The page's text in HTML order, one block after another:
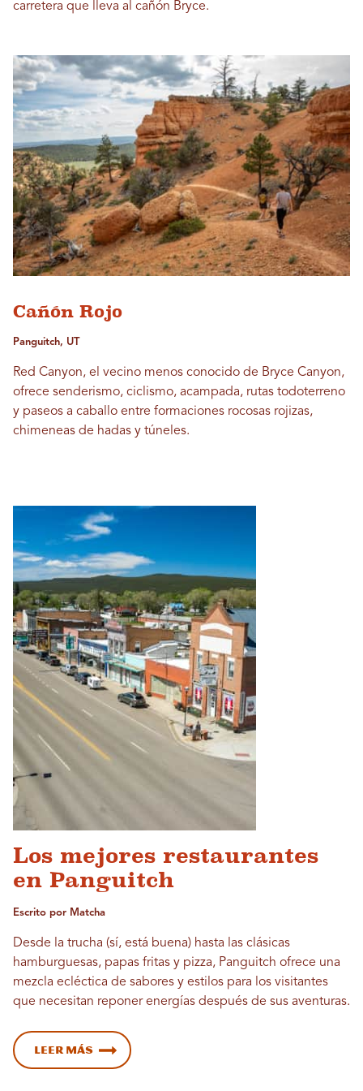
carretera que lleva al cañón Bryce.
Cañón Rojo
Panguitch, UT
Red Canyon, el vecino menos conocido de Bryce Canyon,
ofrece senderismo, ciclismo, acampada, rutas todoterreno
y paseos a caballo entre formaciones rocosas rojizas,
chimeneas de hadas y túneles.
Los mejores restaurantes
en Panguitch
Escrito por Matcha
Desde la trucha (sí, está buena) hasta las clásicas
hamburguesas, papas fritas y pizza, Panguitch ofrece una
mezcla ecléctica de sabores y estilos para los visitantes
que necesitan reponer energías después de sus aventuras.
Leer más